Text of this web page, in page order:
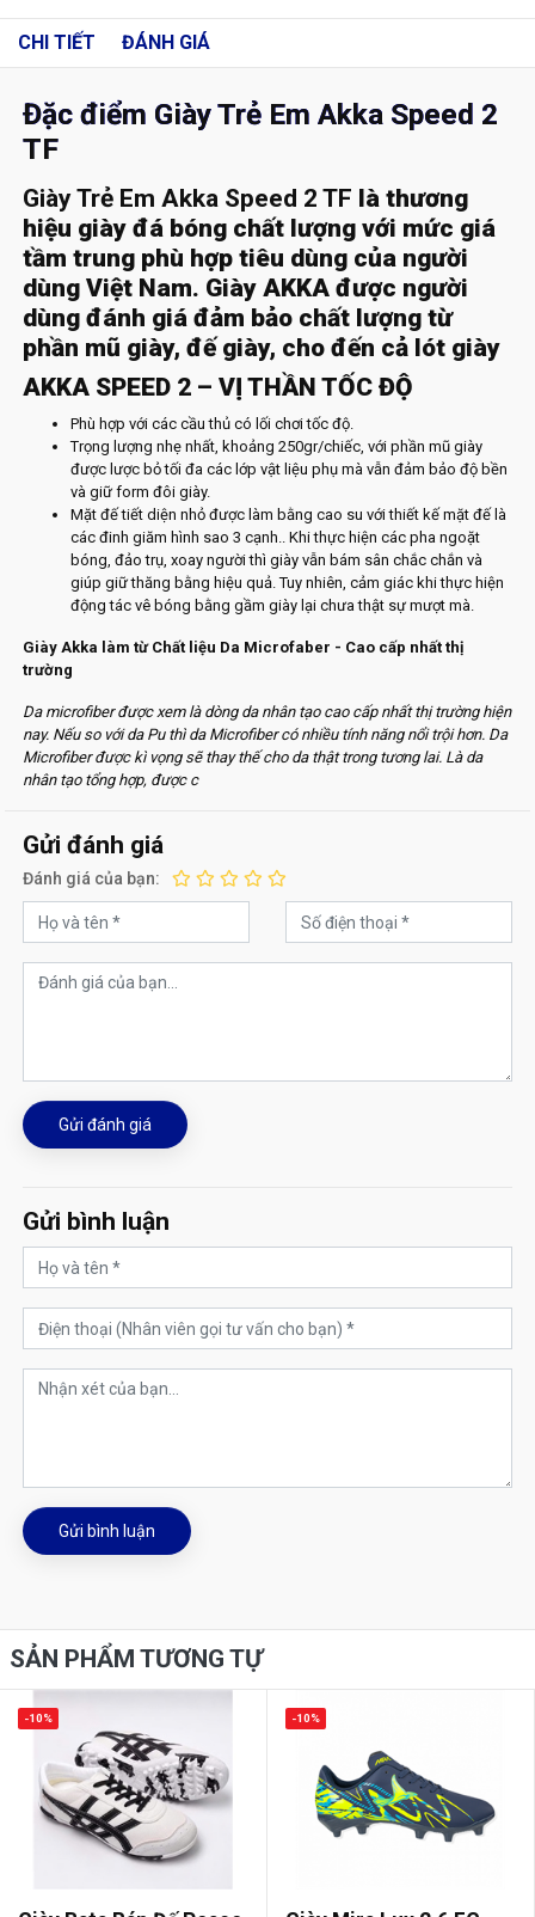
CHI TIẾT ĐÁNH GIÁ
Đặc điểm Giày Trẻ Em Akka Speed 2
TF
Giày Trẻ Em Akka Speed 2 TF là thương
hiệu giày đá bóng chất lượng với mức giá
tầm trung phù hợp tiêu dùng của người
dùng Việt Nam. Giày AKKA được người
dùng đánh giá đảm bảo chất lượng từ
phần mũ giày, đế giày, cho đến cả lót giày
AKKA SPEED 2 – VỊ THẦN TỐC ĐỘ
Phù hợp với các cầu thủ có lối chơi tốc độ.
Trọng lượng nhẹ nhất, khoảng 250gr/chiếc, với phần mũ giày
được lược bỏ tối đa các lớp vật liệu phụ mà vẫn đảm bảo độ bền
và giữ form đôi giày.
Mặt đế tiết diện nhỏ được làm bằng cao su với thiết kế mặt đế là
các đinh giăm hình sao 3 cạnh.. Khi thực hiện các pha ngoặt
bóng, đảo trụ, xoay người thì giày vẫn bám sân chắc chắn và
giúp giữ thăng bằng hiệu quả. Tuy nhiên, cảm giác khi thực hiện
động tác vê bóng bằng gầm giày lại chưa thật sự mượt mà.
Giày Akka làm từ Chất liệu Da Microfaber - Cao cấp nhất thị
trường
Da microfiber được xem là dòng da nhân tạo cao cấp nhất thị trường hiện
nay. Nếu so với da Pu thì da Microfiber có nhiều tính năng nổi trội hơn. Da
Microfiber được kì vọng sẽ thay thế cho da thật trong tương lai. Là da
nhân tạo tổng hợp, được c
Gửi đánh giá
Đánh giá của bạn:
Gửi đánh giá
Gửi bình luận
Gửi bình luận
SẢN PHẨM TƯƠNG TỰ
-10% -10%